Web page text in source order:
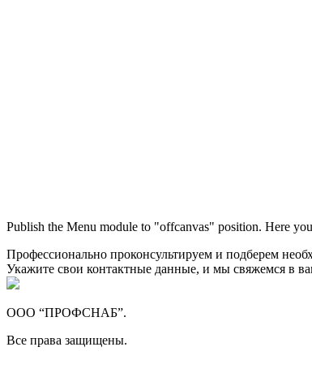
Publish the Menu module to "offcanvas" position. Here
Профессионально проконсультируем и подберем
Укажите свои контактные данные, и мы свяжемся в
ООО “ПРОФСНАБ”.
Все права защищены.